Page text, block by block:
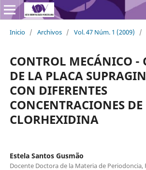
Inicio / Archivos / Vol. 47 Núm. 1 (2009) /
CONTROL MECÁNICO -
DE LA PLACA
CON DIFERENTES
CONCENTRACIONES DE
CLORHEXIDINA
Estela Santos Gusmão
Docente Doctora de la Materia de Periodoncia,